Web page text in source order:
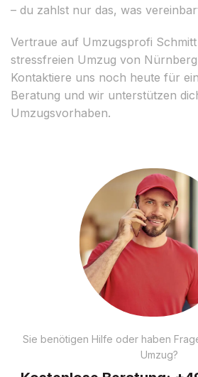
– du zahlst nur das, was
Vertraue auf Umzugsprofi
stressfreien Umzug von
Kontaktiere uns noch heute für
Beratung und wir unterstützen
Umzugsvorhaben.
Sie benötigen Hilfe oder haben
Umzug?